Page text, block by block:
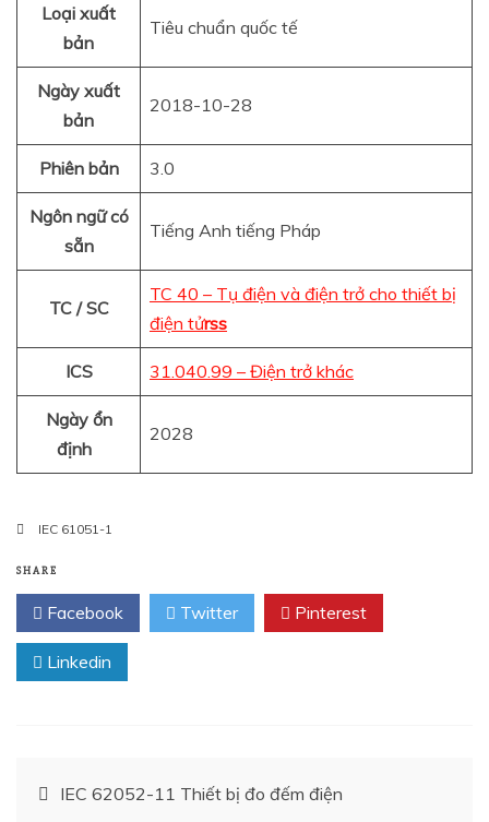
Loại xuất
bản
Tiêu chuẩn quốc tế
Ngày xuất
bản
2018-10-28
Phiên bản 3.0
Ngôn ngữ có
sẵn
Tiếng Anh tiếng Pháp
TC / SC
TC 40 – Tụ điện và điện trở cho thiết bị
điện tửrss
ICS 31.040.99 – Điện trở khác
Ngày ổn
định
2028
IEC 61051-1
SHARE
Facebook Twitter Pinterest
Linkedin
ĐiềuIEC 62052-11 Thiết bị đo đếm điện